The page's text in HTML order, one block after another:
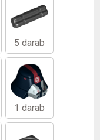
5 darab
1 darab